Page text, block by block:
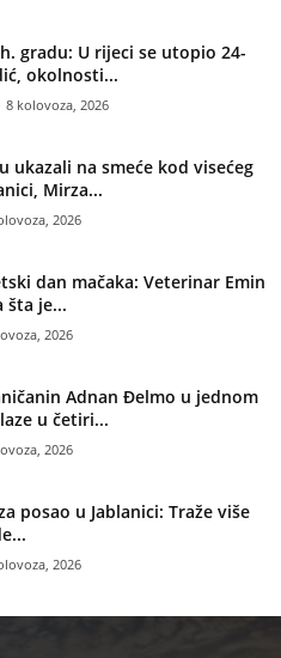
gradu: U rijeci se utopio 24-
okolnosti...
8 kolovoza, 2026
ukazali na smeće kod visećeg
Mirza...
2026
dan mačaka: Veterinar Emin
šta je...
2026
Adnan Đelmo u jednom
u četiri...
2026
posao u Jablanici: Traže više
2026